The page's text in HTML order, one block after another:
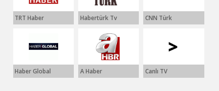
TRT Haber Habertürk Tv CNN Türk
Haber Global A Haber Canlı TV